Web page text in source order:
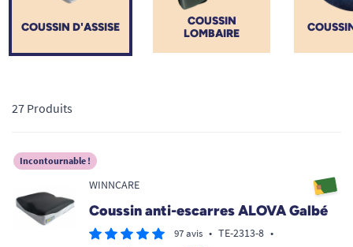
COUSSIN
LOMBAIRE
COUSSIN D'ASSISE
27 Produits
Incontournable !
WINNCARE
Coussin anti-escarres ALOVA Galbé
97 avis • TE-2313-8 •